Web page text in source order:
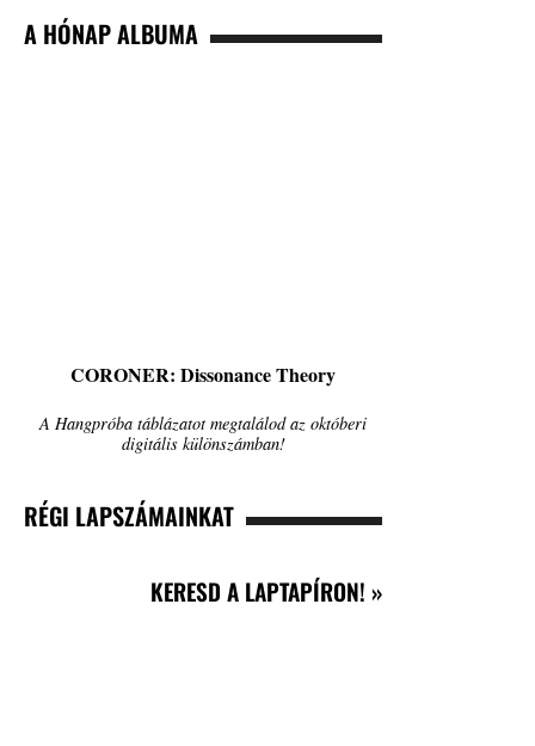
A HÓNAP ALBUMA
CORONER: Dissonance Theory
A Hangpróba táblázatot megtalálod az októberi
digitális különszámban!
RÉGI LAPSZÁMAINKAT
KERESD A LAPTAPÍRON! »